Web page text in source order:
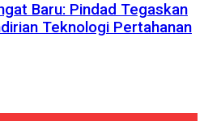
Baru: Pindad Tegaskan
Teknologi Pertahanan